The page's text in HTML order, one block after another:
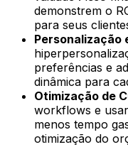
demonstrem o
para seus
Personalização
preferências e
dinâmica para
Otimização de
workflows e
menos tempo
otimização do